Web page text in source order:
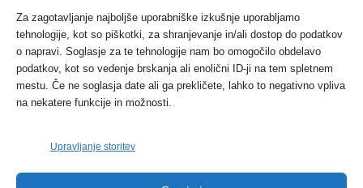
Za zagotavljanje najboljše uporabniške izkušnje uporabljamo
tehnologije, kot so piškotki, za shranjevanje in/ali dostop do podatkov
o napravi. Soglasje za te tehnologije nam bo omogočilo obdelavo
podatkov, kot so vedenje brskanja ali enolični ID-ji na tem spletnem
mestu. Če ne soglasja date ali ga prekličete, lahko to negativno vpliva
na nekatere funkcije in možnosti.
Upravljanje storitev
Protest proti vetrnim elektrarnam na Ojstrici, v
svetu pa vedno bolj...
Dogodki 12. maja, 2017
Tožilstvo v Celovcu v korist elektrarnam
Verbund
FOTO: Razstava cvetličarskega mojstra Andreja